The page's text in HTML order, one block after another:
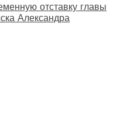
отставку главы
Александра